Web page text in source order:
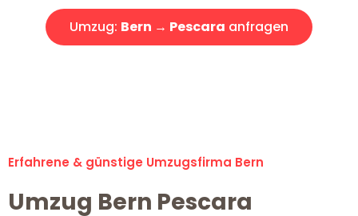
Umzug: Bern → Pescara anfragen
Erfahrene & günstige Umzugsfirma Bern
Umzug Bern Pescara